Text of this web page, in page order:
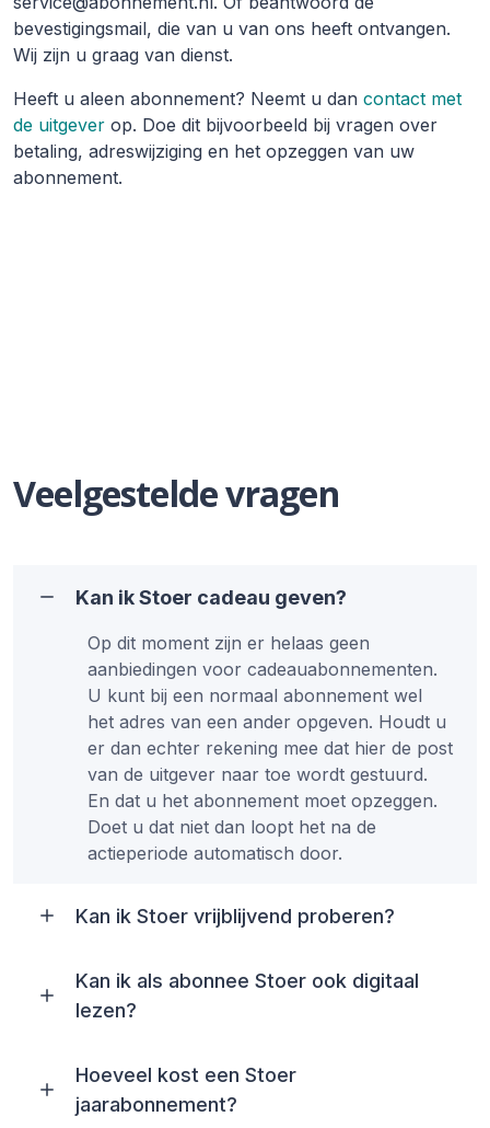
bevestigingsmail, die van u van ons heeft ontvangen.
Wij zijn u graag van dienst.
Heeft u aleen abonnement? Neemt u dan contact met
de uitgever op. Doe dit bijvoorbeeld bij vragen over
betaling, adreswijziging en het opzeggen van uw
abonnement.
Veelgestelde vragen
Kan ik Stoer cadeau geven?
Op dit moment zijn er helaas geen
aanbiedingen voor cadeauabonnementen.
U kunt bij een normaal abonnement wel
het adres van een ander opgeven. Houdt u
er dan echter rekening mee dat hier de post
van de uitgever naar toe wordt gestuurd.
En dat u het abonnement moet opzeggen.
Doet u dat niet dan loopt het na de
actieperiode automatisch door.
Kan ik Stoer vrijblijvend proberen?
Kan ik als abonnee Stoer ook digitaal
lezen?
Hoeveel kost een Stoer
jaarabonnement?